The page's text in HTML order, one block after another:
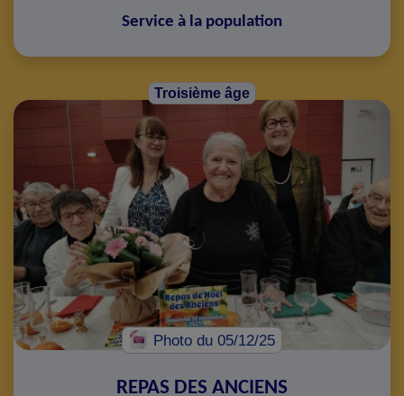
Service à la population
Troisième âge
Photo du 05/12/25
REPAS DES ANCIENS